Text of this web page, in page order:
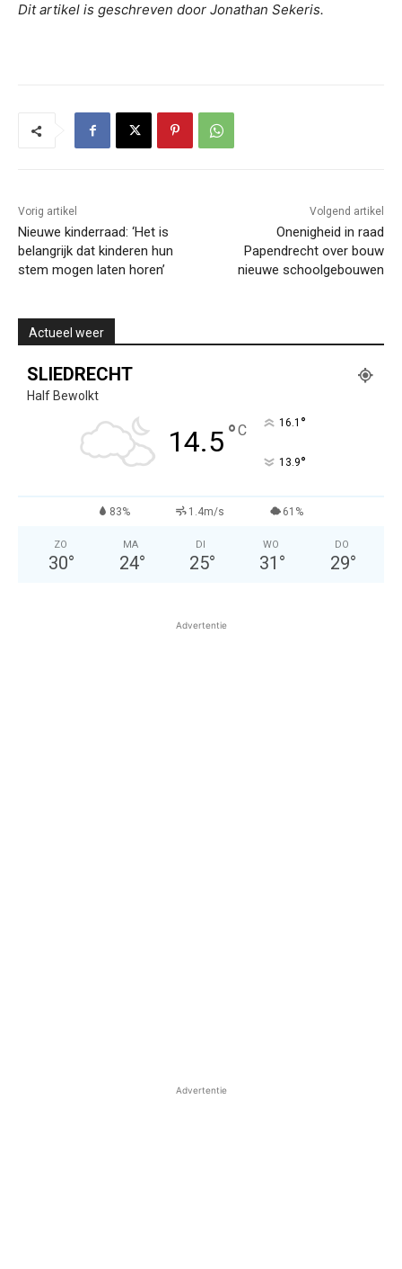
Dit artikel is geschreven door Jonathan Sekeris.
Vorig artikel
Nieuwe kinderraad: ‘Het is
belangrijk dat kinderen hun
stem mogen laten horen’
Volgend artikel
Onenigheid in raad
Papendrecht over bouw
nieuwe schoolgebouwen
Actueel weer
SLIEDRECHT
Half Bewolkt
14.5°C 16.1 °
13.9°
83% 1.4m/s 61%
ZO
30°
MA
24°
DI
25°
WO
31 °
DO
29°
Advertentie
Advertentie